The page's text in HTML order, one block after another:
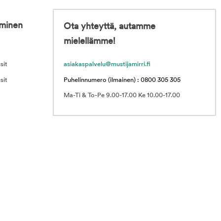
Ota yhteyttä, autamme
mielellämme!
asiakaspalvelu@mustijamirri.fi
Puhelinnumero (ilmainen) : 0800 305 305
Ma-Ti & To-Pe 9.00-17.00 Ke 10.00-17.00